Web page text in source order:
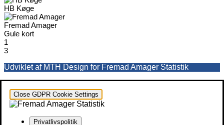
HB Køge
Fremad Amager
Gule kort
1
3
Udviklet af MTH Design for Fremad Amager Statistik
Close GDPR Cookie Settings
Privatlivspolitik